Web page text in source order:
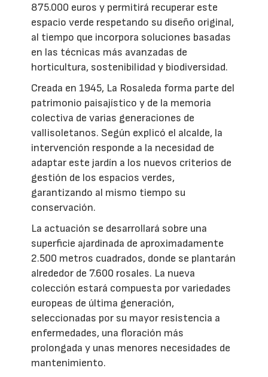
875.000 euros y permitirá recuperar este
espacio verde respetando su diseño original,
al tiempo que incorpora soluciones basadas
en las técnicas más avanzadas de
horticultura, sostenibilidad y biodiversidad.
Creada en 1945, La Rosaleda forma parte del
patrimonio paisajístico y de la memoria
colectiva de varias generaciones de
vallisoletanos. Según explicó el alcalde, la
intervención responde a la necesidad de
adaptar este jardín a los nuevos criterios de
gestión de los espacios verdes,
garantizando al mismo tiempo su
conservación.
La actuación se desarrollará sobre una
superficie ajardinada de aproximadamente
2.500 metros cuadrados, donde se plantarán
alrededor de 7.600 rosales. La nueva
colección estará compuesta por variedades
europeas de última generación,
seleccionadas por su mayor resistencia a
enfermedades, una floración más
prolongada y unas menores necesidades de
mantenimiento.